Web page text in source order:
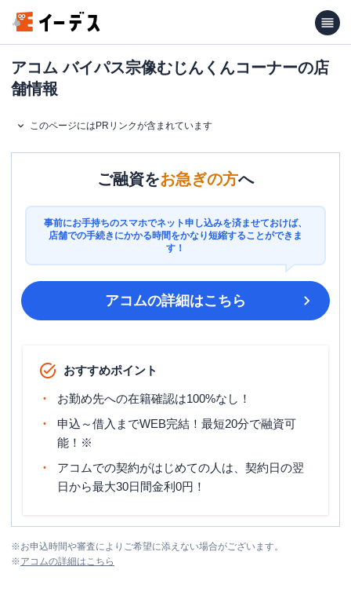
アコム バイパス宗像むじんくんコーナーの店
舗情報
このページにはPRリンクが含まれています
ご融資をお急ぎの方へ
事前にお手持ちのスマホでネット申し込みを済ませておけば、
店舗での手続きにかかる時間をかなり短縮することができま
す！
アコムの詳細はこちら
おすすめポイント
お勤め先への在籍確認は100%なし！
申込～借入までWEB完結！最短20分で融資可
能！※
アコムでの契約がはじめての人は、契約日の翌
日から最大30日間金利0円！
※お申込時間や審査によりご希望に添えない場合がございます。
※アコムの詳細はこちら